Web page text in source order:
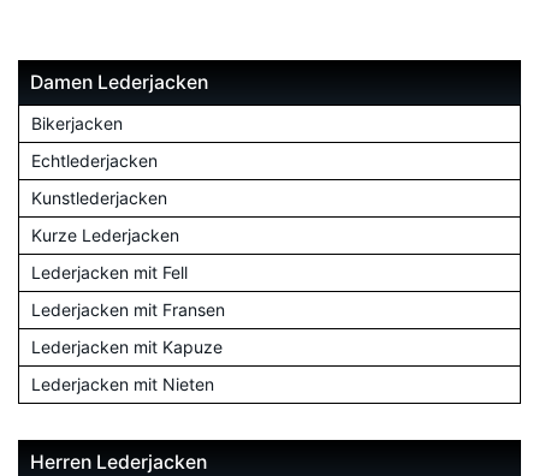
Damen Lederjacken
Bikerjacken
Echtlederjacken
Kunstlederjacken
Kurze Lederjacken
Lederjacken mit Fell
Lederjacken mit Fransen
Lederjacken mit Kapuze
Lederjacken mit Nieten
Herren Lederjacken